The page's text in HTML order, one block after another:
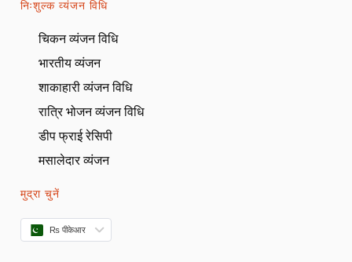
निःशुल्क व्यंजन विधि
चिकन व्यंजन विधि
भारतीय व्यंजन
शाकाहारी व्यंजन विधि
रात्रि भोजन व्यंजन विधि
डीप फ्राई रेसिपी
मसालेदार व्यंजन
मुद्रा चुनें
₨ पीकेआर